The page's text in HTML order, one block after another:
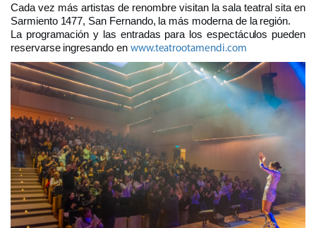
Cada vez más artistas de renombre visitan la sala teatral sita en
Sarmiento 1477, San Fernando, la más moderna de la región.
La programación y las entradas para los espectáculos pueden
reservarse ingresando en www.teatrootamendi.com